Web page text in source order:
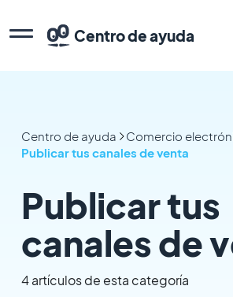
Centro de ayuda
Centro de ayuda
Comercio
Publicar tus canales de venta
Publicar tus
canales de
4 artículos de esta categoría